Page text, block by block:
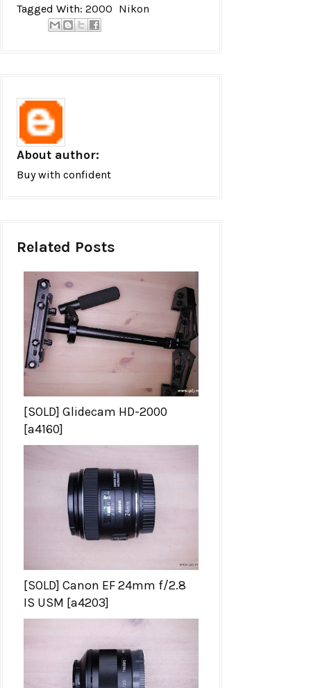
Tagged With: 2000 Nikon
About author:
Buy with confident
Related Posts
[SOLD] Glidecam HD-2000
[a4160]
[SOLD] Canon EF 24mm f/2.8
IS USM [a4203]